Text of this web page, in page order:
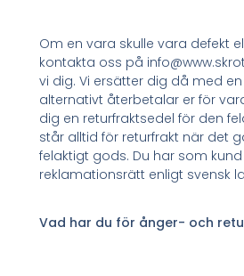
Om en vara skulle vara defekt
kontakta oss på
vi dig. Vi ersätter dig då med
alternativt återbetalar er för
dig en returfraktsedel för den
står alltid för returfrakt när det
felaktigt gods. Du har som kund
reklamationsrätt enligt svensk
Vad har du för ånger- och